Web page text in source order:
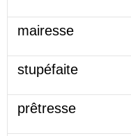
mairesse
stupéfaite
prêtresse